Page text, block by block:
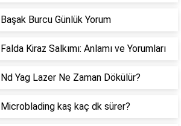
Başak Burcu Günlük Yorum
Falda Kiraz Salkımı: Anlamı ve Yorumları
Nd Yag Lazer Ne Zaman Dökülür?
Microblading kaş kaç dk sürer?